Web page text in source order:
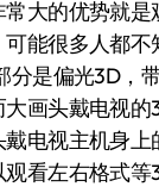
大的优势就是
能很多人都不
分是偏光3D，
画头戴电视的
电视主机身上
看左右格式等